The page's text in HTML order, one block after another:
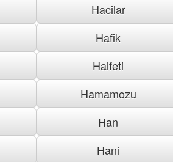
Hacilar
Hafik
Halfeti
Hamamozu
Han
Hani